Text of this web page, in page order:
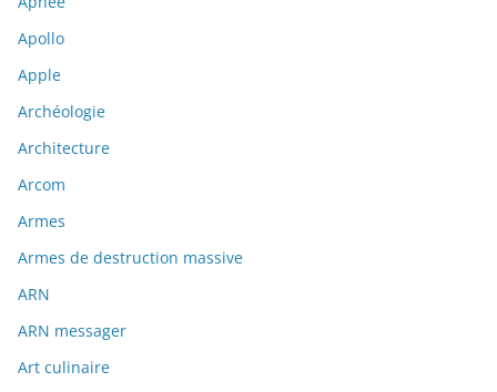
Apollo
Apple
Archéologie
Architecture
Arcom
Armes
Armes de destruction massive
ARN
ARN messager
Art culinaire